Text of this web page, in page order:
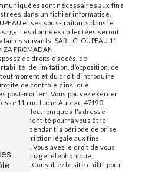
sont nécessaires aux fins
dans un fichier informatisé.
et ses sous-traitants dans le
Les données collectées seront
suivants: SARL CLOUPEAU 11
FROMADAN
de droits d’accès, de
de limitation, d’opposition, de
moment et du droit d’introduire
de contrôle, ainsi que
post-mortem. Vous pouvez exercer
11 rue Lucie Aubrac, 47190
courrier électronique à l'adresse
d'identité pourra vous être
pendant la période de prise
de prescription légale aux fins
Vous avez le droit de vous
démarchage téléphonique,
. Consultez le site cnil.fr pour